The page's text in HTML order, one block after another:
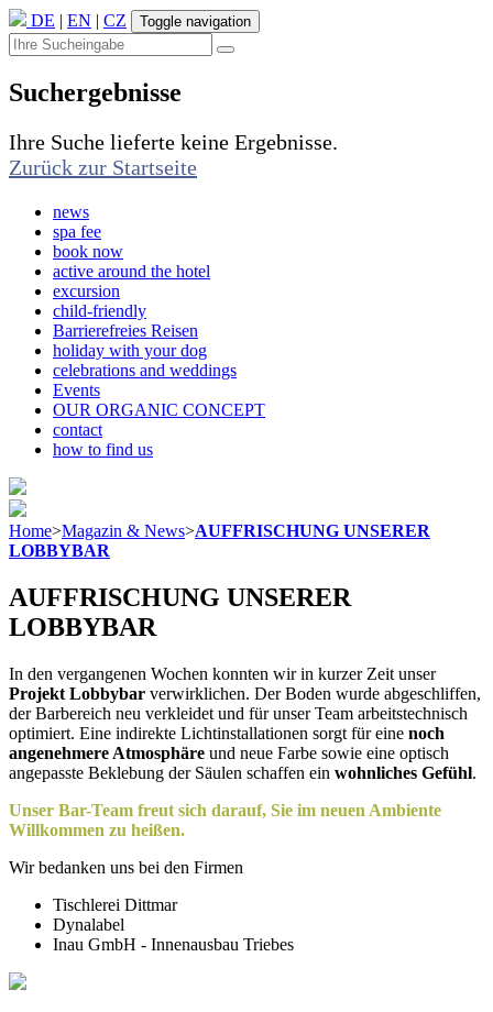
DE | EN | CZ Toggle navigation
Suchergebnisse
Ihre Suche lieferte keine Ergebnisse.
Zurück zur Startseite
news
spa fee
book now
active around the hotel
excursion
child-friendly
Barrierefreies Reisen
holiday with your dog
celebrations and weddings
Events
OUR ORGANIC CONCEPT
contact
how to find us
Home>Magazin & News>AUFFRISCHUNG UNSERER
LOBBYBAR
AUFFRISCHUNG UNSERER
LOBBYBAR
In den vergangenen Wochen konnten wir in kurzer Zeit unser
Projekt Lobbybar verwirklichen. Der Boden wurde abgeschliffen,
der Barbereich neu verkleidet und für unser Team arbeitstechnisch
optimiert. Eine indirekte Lichtinstallationen sorgt für eine noch
angenehmere Atmosphäre und neue Farbe sowie eine optisch
angepasste Beklebung der Säulen schaffen ein wohnliches Gefühl.
Unser Bar-Team freut sich darauf, Sie im neuen Ambiente
Willkommen zu heißen.
Wir bedanken uns bei den Firmen
Tischlerei Dittmar
Dynalabel
Inau GmbH - Innenausbau Triebes